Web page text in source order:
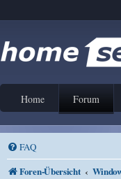
Home Forum
FAQ
Foren-Übersicht